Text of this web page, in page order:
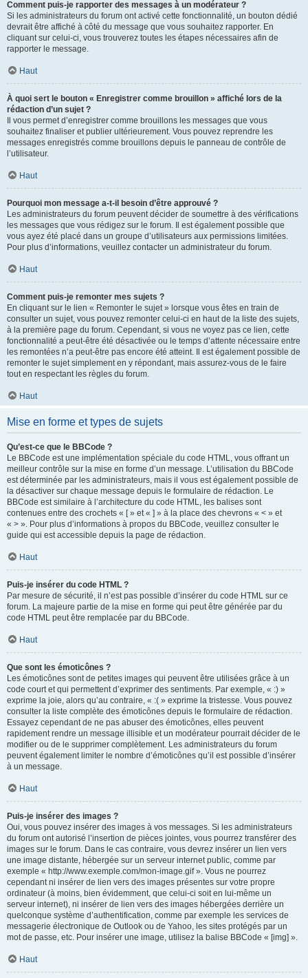
Comment puis-je rapporter des messages à un modérateur ?
Si les administrateurs du forum ont activé cette fonctionnalité, un bouton dédié
devrait être affiché à côté du message que vous souhaitez rapporter. En
cliquant sur celui-ci, vous trouverez toutes les étapes nécessaires afin de
rapporter le message.
Haut
À quoi sert le bouton « Enregistrer comme brouillon » affiché lors de la
rédaction d’un sujet ?
Il vous permet d’enregistrer comme brouillons les messages que vous
souhaitez finaliser et publier ultérieurement. Vous pouvez reprendre les
messages enregistrés comme brouillons depuis le panneau de contrôle de
l’utilisateur.
Haut
Pourquoi mon message a-t-il besoin d’être approuvé ?
Les administrateurs du forum peuvent décider de soumettre à des vérifications
les messages que vous rédigez sur le forum. Il est également possible que
vous ayez été placé dans un groupe d’utilisateurs aux permissions limitées.
Pour plus d’informations, veuillez contacter un administrateur du forum.
Haut
Comment puis-je remonter mes sujets ?
En cliquant sur le lien « Remonter le sujet » lorsque vous êtes en train de
consulter un sujet, vous pouvez remonter celui-ci en haut de la liste des sujets,
à la première page du forum. Cependant, si vous ne voyez pas ce lien, cette
fonctionnalité a peut-être été désactivée ou le temps d’attente nécessaire entre
les remontées n’a peut-être pas encore été atteint. Il est également possible de
remonter le sujet simplement en y répondant, mais assurez-vous de le faire
tout en respectant les règles du forum.
Haut
Mise en forme et types de sujets
Qu’est-ce que le BBCode ?
Le BBCode est une implémentation spéciale du code HTML, vous offrant un
meilleur contrôle sur la mise en forme d’un message. L’utilisation du BBCode
est déterminée par les administrateurs, mais il vous est également possible de
la désactiver sur chaque message depuis le formulaire de rédaction. Le
BBCode est similaire à l’architecture du code HTML, les balises sont
contenues entre des crochets « [ » et « ] » à la place des chevrons « < » et
« > ». Pour plus d’informations à propos du BBCode, veuillez consulter le
guide qui est accessible depuis la page de rédaction.
Haut
Puis-je insérer du code HTML ?
Par mesure de sécurité, il n’est pas possible d’insérer du code HTML sur ce
forum. La majeure partie de la mise en forme qui peut être générée par du
code HTML peut être remplacée par du BBCode.
Haut
Que sont les émoticônes ?
Les émoticônes sont de petites images qui peuvent être utilisées grâce à un
code court et qui permettent d’exprimer des sentiments. Par exemple, « :) »
exprime la joie, alors qu’au contraire, « :( » exprime la tristesse. Vous pouvez
consulter la liste complète des émoticônes depuis le formulaire de rédaction.
Essayez cependant de ne pas abuser des émoticônes, elles peuvent
rapidement rendre un message illisible et un modérateur pourrait décider de le
modifier ou de le supprimer complètement. Les administrateurs du forum
peuvent également limiter le nombre d’émoticônes qu’il est possible d’insérer
à un message.
Haut
Puis-je insérer des images ?
Oui, vous pouvez insérer des images à vos messages. Si les administrateurs
du forum ont autorisé l’insertion de pièces jointes, vous pourrez transférer des
images sur le forum. Dans le cas contraire, vous devrez insérer un lien vers
une image distante, hébergée sur un serveur internet public, comme par
exemple « http://www.exemple.com/mon-image.gif ». Vous ne pourrez
cependant ni insérer de lien vers des images présentes sur votre propre
ordinateur (à moins, bien évidemment, que celui-ci soit en lui-même un
serveur internet), ni insérer de lien vers des images hébergées derrière un
quelconque système d’authentification, comme par exemple les services de
messagerie électronique de Outlook ou de Yahoo, les sites protégés par un
mot de passe, etc. Pour insérer une image, utilisez la balise BBCode « [img] ».
Haut